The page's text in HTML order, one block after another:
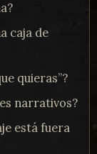
caja de
quieras”?
narrativos?
está fuera